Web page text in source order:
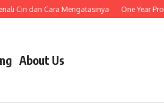
dan Cara Mengatasinya One Year
About Us